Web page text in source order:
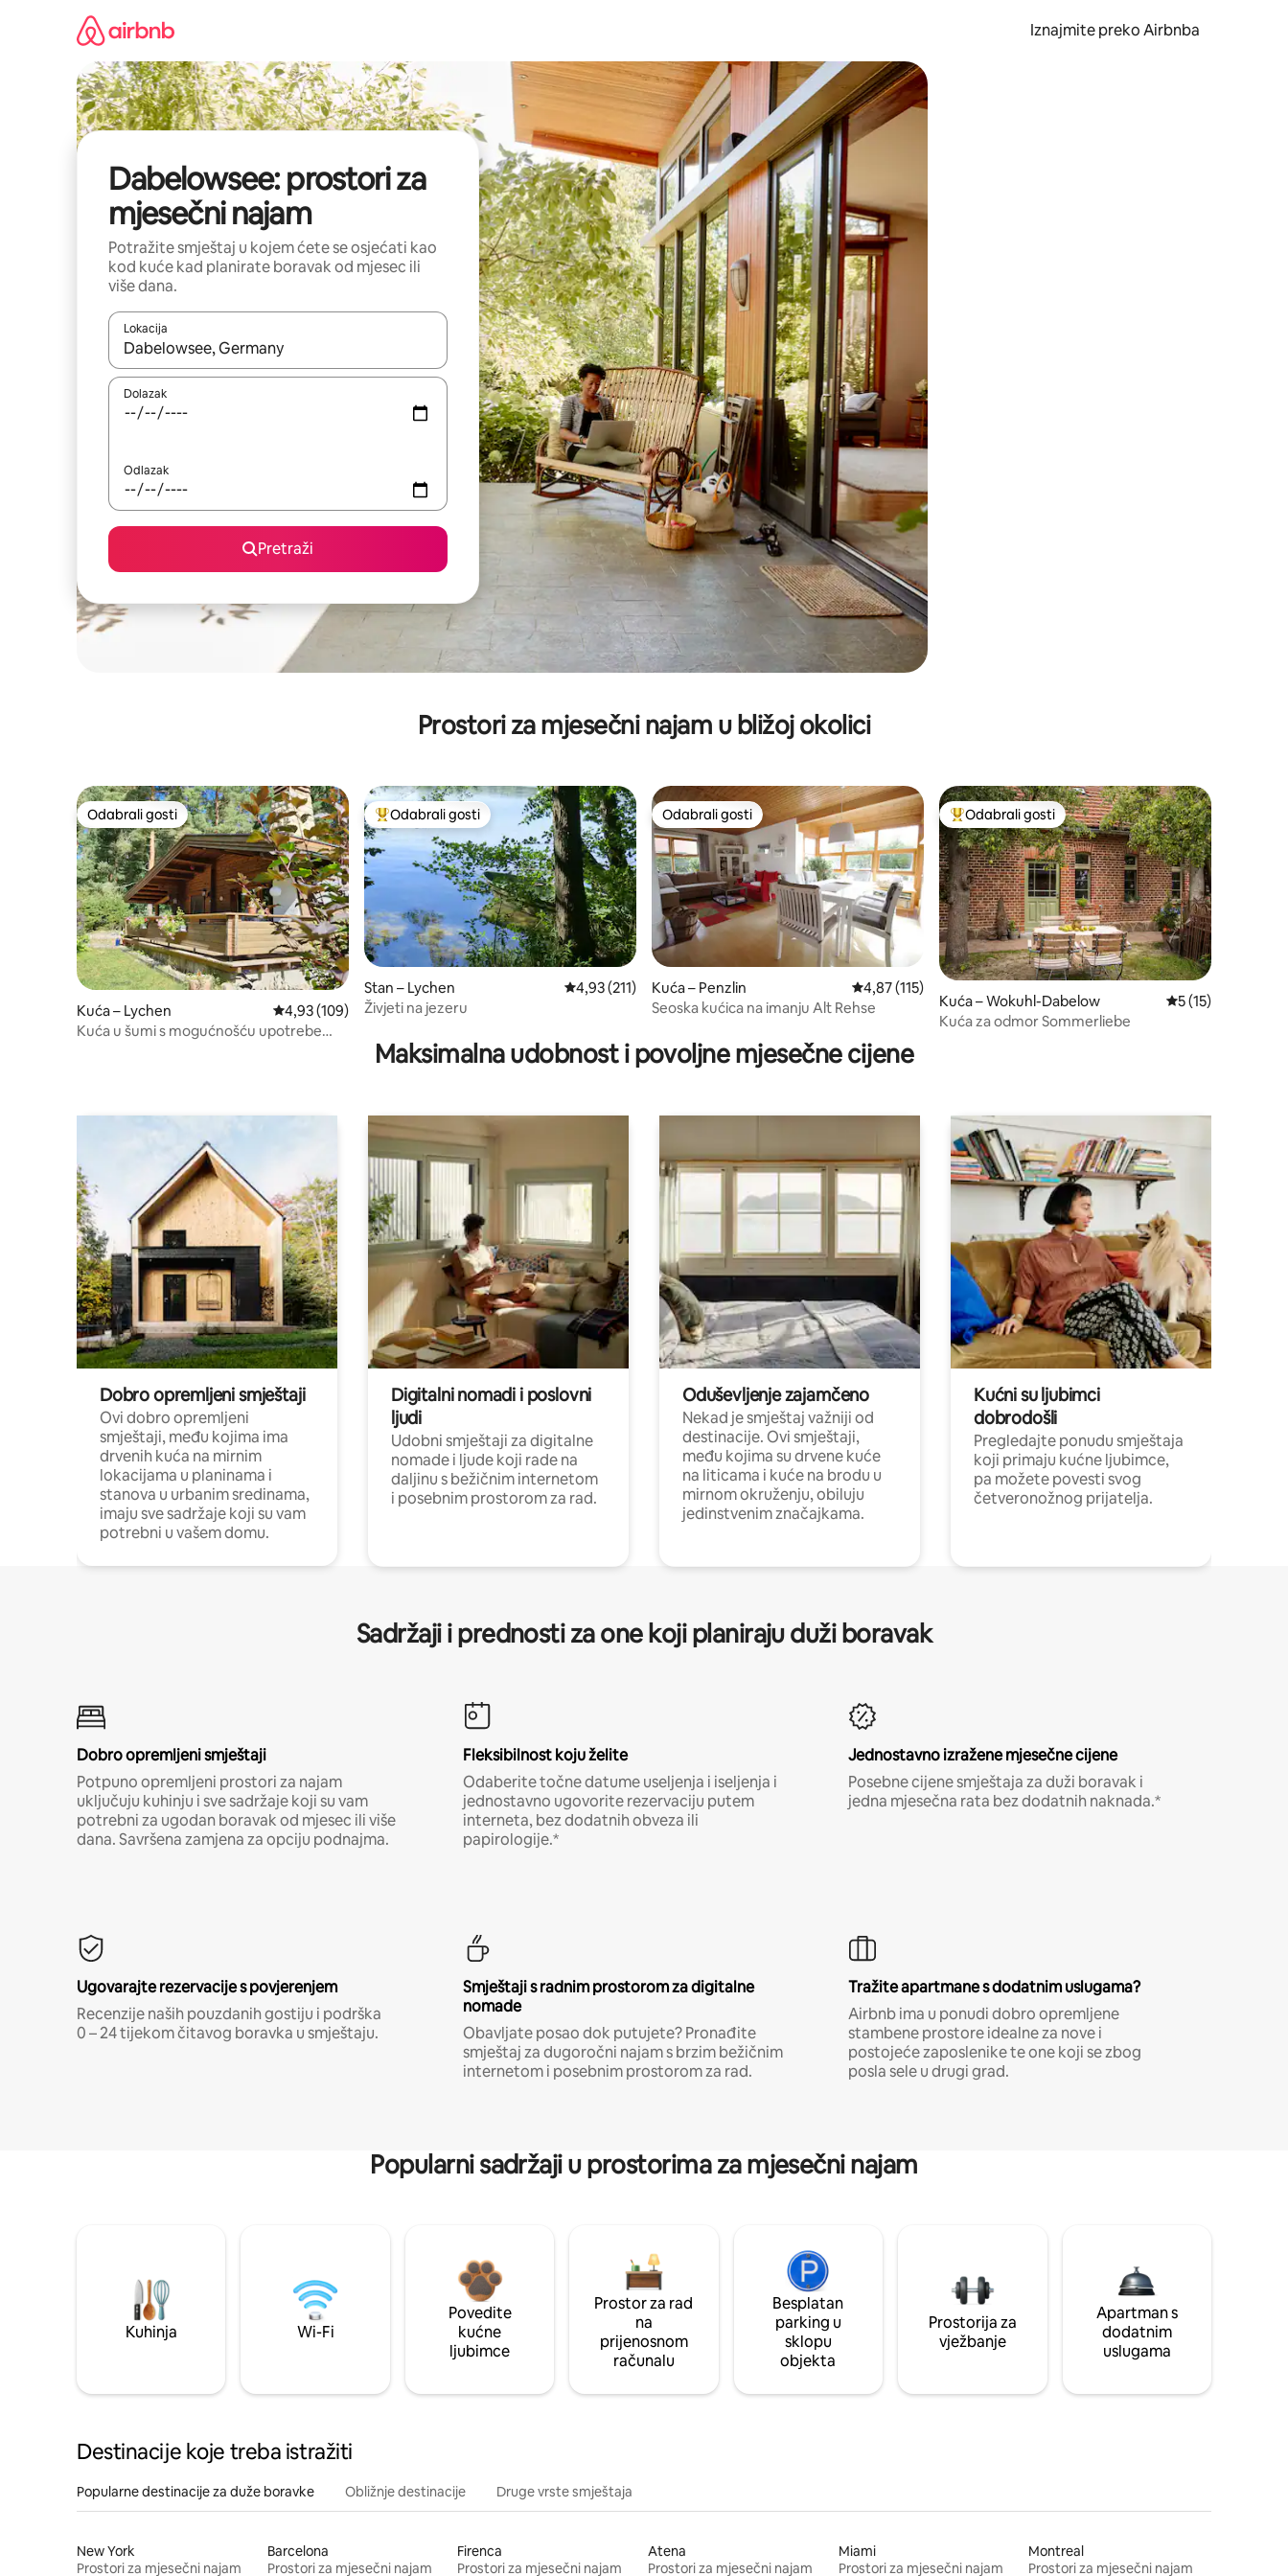
Iznajmite preko Airbnba
Dabelowsee: prostori za
mjesečni najam
Potražite smještaj u kojem ćete se osjećati kao
kod kuće kad planirate boravak od mjesec ili
više dana.
Lokacija
Kada budu dostupni rezultati, moći ćete ih pregledati koristeći se strelicama prema gore i prema dolje, kao i dodirom ili prelaskom prstom po zaslonu.
Dolazak
Odlazak
Pretraži
Prostori za mjesečni najam u bližoj okolici
Odabrali gosti
Odabrali gosti
Kuća – Lychen Prosječna ocjena: 4,93/5, recenzija: 109
4,93 (109)
Kuća u šumi s mogućnošću upotrebe
Među najviše rangiranima s oznakom „Odabrali gosti”
Odabrali gosti
Stan – Lychen Prosječna ocjena: 4,93/5, recenzija: 211
4,93 (211)
Živjeti na jezeru
Odabrali gosti
Odabrali gosti
Kuća – Penzlin Prosječna ocjena: 4,87/5, recenzija: 115
4,87 (115)
Seoska kućica na imanju Alt Rehse
Među najviše rangiranima s oznakom „Odabrali gosti”
Odabrali gosti
Kuća – Wokuhl-Dabelow Prosječna ocjena:
5 (15)
Kuća za odmor Sommerliebe
Maksimalna udobnost i povoljne mjesečne cijene
Dobro opremljeni smještaji
Ovi dobro opremljeni
smještaji, među kojima ima
drvenih kuća na mirnim
lokacijama u planinama i
stanova u urbanim sredinama,
imaju sve sadržaje koji su vam
potrebni u vašem domu.
Digitalni nomadi i poslovni
ljudi
Udobni smještaji za digitalne
nomade i ljude koji rade na
daljinu s bežičnim internetom
i posebnim prostorom za rad.
Oduševljenje zajamčeno
Nekad je smještaj važniji od
destinacije. Ovi smještaji,
među kojima su drvene kuće
na liticama i kuće na brodu u
mirnom okruženju, obiluju
jedinstvenim značajkama.
Kućni su ljubimci
dobrodošli
Pregledajte ponudu smještaja
koji primaju kućne ljubimce,
pa možete povesti svog
četveronožnog prijatelja.
Sadržaji i prednosti za one koji planiraju duži boravak
Dobro opremljeni smještaji
Potpuno opremljeni prostori za najam
uključuju kuhinju i sve sadržaje koji su vam
potrebni za ugodan boravak od mjesec ili više
dana. Savršena zamjena za opciju podnajma.
Fleksibilnost koju želite
Odaberite točne datume useljenja i iseljenja i
jednostavno ugovorite rezervaciju putem
interneta, bez dodatnih obveza ili
papirologije.*
Jednostavno izražene mjesečne cijene
Posebne cijene smještaja za duži boravak i
jedna mjesečna rata bez dodatnih naknada.*
Ugovarajte rezervacije s povjerenjem
Recenzije naših pouzdanih gostiju i podrška
0 – 24 tijekom čitavog boravka u smještaju.
Smještaji s radnim prostorom za digitalne
nomade
Obavljate posao dok putujete? Pronađite
smještaj za dugoročni najam s brzim bežičnim
internetom i posebnim prostorom za rad.
Tražite apartmane s dodatnim uslugama?
Airbnb ima u ponudi dobro opremljene
stambene prostore idealne za nove i
postojeće zaposlenike te one koji se zbog
posla sele u drugi grad.
Popularni sadržaji u prostorima za mjesečni najam
Kuhinja Wi-Fi
Povedite
kućne
ljubimce
Prostor za rad
na
prijenosnom
računalu
Besplatan
parking u
sklopu
objekta
Prostorija za
vježbanje
Apartman s
dodatnim
uslugama
Destinacije koje treba istražiti
Popularne destinacije za duže boravke Obližnje destinacije Druge vrste smještaja
New York
Prostori za mjesečni najam
Barcelona
Prostori za mjesečni najam
Firenca
Prostori za mjesečni najam
Atena
Prostori za mjesečni najam
Miami
Prostori za mjesečni najam
Montreal
Prostori za mjesečni najam